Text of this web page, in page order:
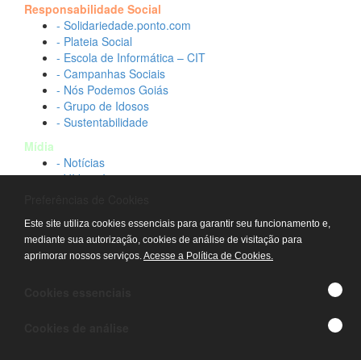
Responsabilidade Social
- Solidariedade.ponto.com
- Plateia Social
- Escola de Informática – CIT
- Campanhas Sociais
- Nós Podemos Goiás
- Grupo de Idosos
- Sustentabilidade
Mídia
- Notícias
- Vídeos Institucionais
Contato
- Fale conosco
- Trabalhe conosco
Este site utiliza cookies essenciais para garantir seu funcionamento e,
mediante sua autorização, cookies de análise de visitação para
aprimorar nossos serviços.Acesse a Política de Cookies.